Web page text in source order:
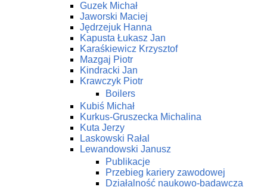
Guzek Michał
Jaworski Maciej
Jędrzejuk Hanna
Kapusta Łukasz Jan
Karaśkiewicz Krzysztof
Mazgaj Piotr
Kindracki Jan
Krawczyk Piotr
Boilers
Kubiś Michał
Kurkus-Gruszecka Michalina
Kuta Jerzy
Laskowski Rałal
Lewandowski Janusz
Publikacje
Przebieg kariery zawodowej
Działalność naukowo-badawcza